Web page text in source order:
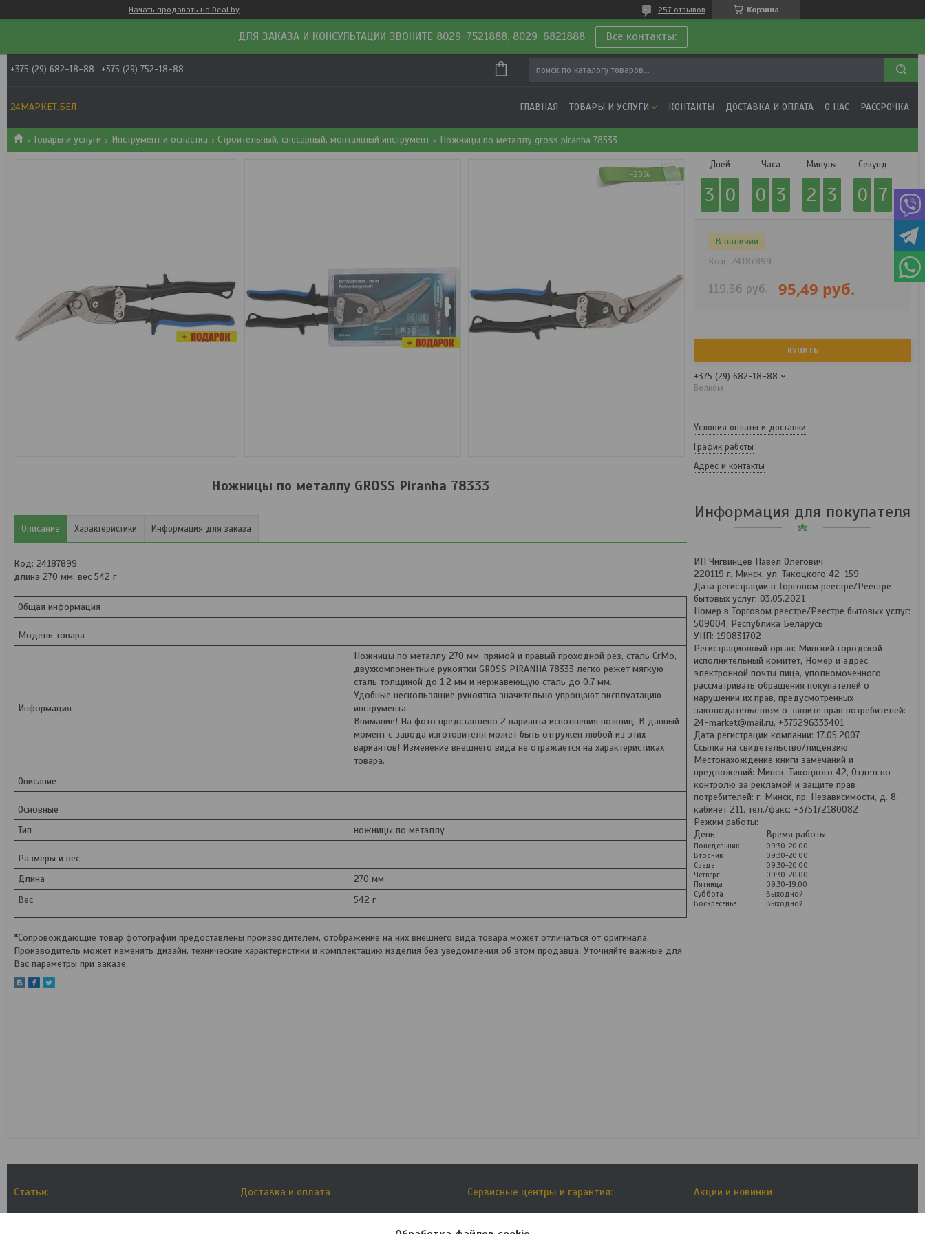
Начать продавать на Deal.by Корзина
257 отзывов
ДЛЯ ЗАКАЗА И КОНСУЛЬТАЦИИ ЗВОНИТЕ 8029-7521888, 8029-6821888 Все контакты:
+375 (29) 682-18-88 +375 (29) 752-18-88
24МАРКЕТ.БЕЛ ГЛАВНАЯ ТОВАРЫ И УСЛУГИ КОНТАКТЫ ДОСТАВКА И ОПЛАТА О НАС РАССРОЧКА
Товары и услуги Инструмент и оснастка Строительный, слесарный, монтажный инструмент Ножницы по металлу gross piranha 78333
-20%
Ножницы по металлу GROSS Piranha 78333
Описание Характеристики Информация для заказа
Код: 24187899
длина 270 мм, вес 542 г
Общая информация
Модель товара
Информация
Ножницы по металлу 270 мм, прямой и правый проходной рез, сталь СrMo,
двухкомпонентные рукоятки GROSS PIRANHA 78333 легко режет мягкую
сталь толщиной до 1.2 мм и нержавеющую сталь до 0.7 мм.
Удобные нескользящие рукоятка значительно упрощают эксплуатацию
инструмента.
Внимание! На фото представлено 2 варианта исполнения ножниц. В данный
момент с завода изготовителя может быть отгружен любой из этих
вариантов! Изменение внешнего вида не отражается на характеристиках
товара.
Описание
Основные
Тип
ножницы по металлу
Размеры и вес
Длина
270 мм
Вес
542 г
*Сопровождающие товар фотографии предоставлены производителем, отображение на них внешнего вида товара может отличаться от оригинала.
Производитель может изменять дизайн, технические характеристики и комплектацию изделия без уведомления об этом продавца. Уточняйте важные для
Вас параметры при заказе.
Дней
3 0
Часа
0 3
Минуты
2 3
Секунд
0 7
В наличии
Код: 24187899
119,36руб. 95,49 руб.
КУПИТЬ
+375 (29) 682-18-88
Велком
Условия оплаты и доставки
График работы
Адрес и контакты
Информация для покупателя
ИП Чигвинцев Павел Олегович
220119 г. Минск, ул. Тикоцкого 42-159
Дата регистрации в Торговом реестре/Реестре
бытовых услуг: 03.05.2021
Номер в Торговом реестре/Реестре бытовых услуг:
509004, Республика Беларусь
УНП: 190831702
Регистрационный орган: Минский городской
исполнительный комитет, Номер и адрес
электронной почты лица, уполномоченного
рассматривать обращения покупателей о
нарушении их прав, предусмотренных
законодательством о защите прав потребителей:
24-market@mail.ru, +375296333401
Дата регистрации компании: 17.05.2007
Ссылка на свидетельство/лицензию
Местонахождение книги замечаний и
предложений: Минск, Тикоцкого 42, Отдел по
контролю за рекламой и защите прав
потребителей: г. Минск, пр. Независимости, д. 8,
кабинет 211, тел./факс: +375172180082
Режим работы:
День
Время работы
Понедельник
09:30-20:00
Вторник
09:30-20:00
Среда
09:30-20:00
Четверг
09:30-20:00
Пятница
09:30-19:00
Суббота
Выходной
Воскресенье
Выходной
Статьи: Доставка и оплата Сервисные центры и гарантия: Акции и новинки